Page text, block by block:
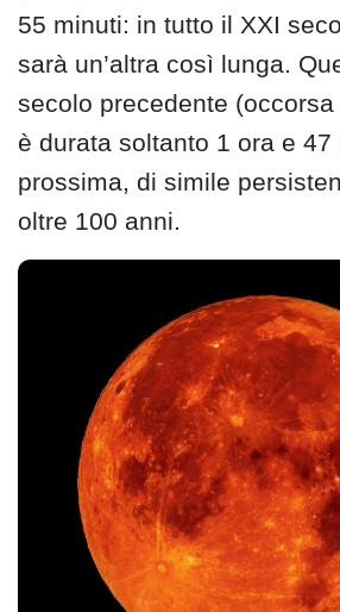
55 minuti: in tutto il XXI
sarà un’altra così lunga.
secolo precedente
è durata soltanto 1 ora e 47
prossima, di simile
oltre 100 anni.